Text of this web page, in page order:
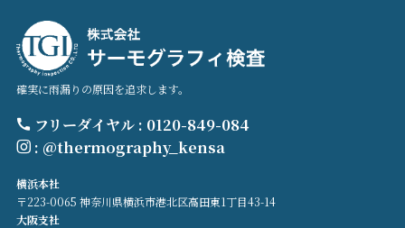
確実に雨漏りの原因を追求します。
フリーダイヤル : 0120-849-084
: @thermography_kensa
横浜本社
〒223-0065 神奈川県横浜市港北区高田東1丁目43-14
大阪支社